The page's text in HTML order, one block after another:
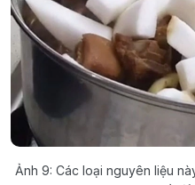
Ảnh 9: Các loại nguyên liệu